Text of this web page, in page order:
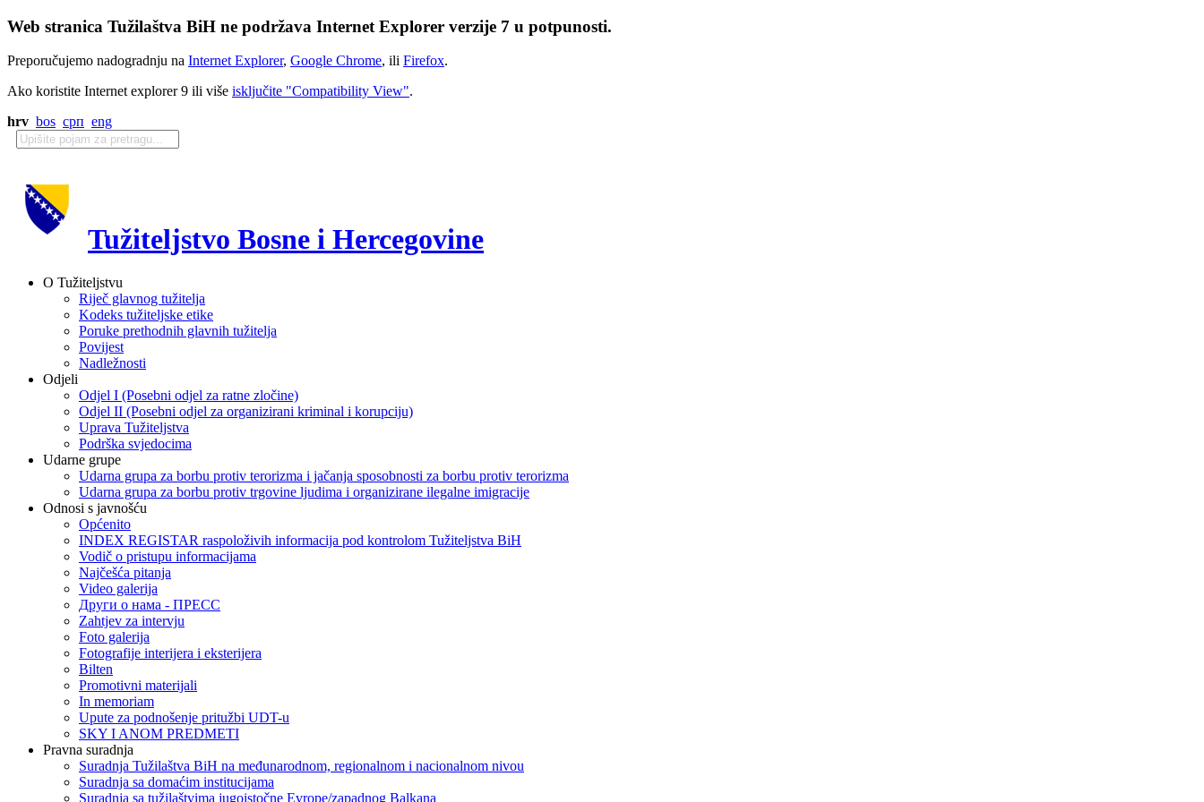
Web stranica Tužilaštva BiH ne podržava Internet Explorer verzije 7 u potpunosti.
Preporučujemo nadogradnju na Internet Explorer, Google Chrome, ili Firefox.
Ako koristite Internet explorer 9 ili više isključite "Compatibility View".
hrv bos срп eng
Tužiteljstvo Bosne i Hercegovine
O Tužiteljstvu
Riječ glavnog tužitelja
Kodeks tužiteljske etike
Poruke prethodnih glavnih tužitelja
Povijest
Nadležnosti
Odjeli
Odjel I (Posebni odjel za ratne zločine)
Odjel II (Posebni odjel za organizirani kriminal i korupciju)
Uprava Tužiteljstva
Podrška svjedocima
Udarne grupe
Udarna grupa za borbu protiv terorizma i jačanja sposobnosti za borbu protiv terorizma
Udarna grupa za borbu protiv trgovine ljudima i organizirane ilegalne imigracije
Odnosi s javnošću
Općenito
INDEX REGISTAR raspoloživih informacija pod kontrolom Tužiteljstva BiH
Vodič o pristupu informacijama
Najčešća pitanja
Video galerija
Други о нама - ПРЕСC
Zahtjev za intervju
Foto galerija
Fotografije interijera i eksterijera
Bilten
Promotivni materijali
In memoriam
Upute za podnošenje pritužbi UDT-u
SKY I ANOM PREDMETI
Pravna suradnja
Suradnja Tužilaštva BiH na međunarodnom, regionalnom i nacionalnom nivou
Suradnja sa domaćim institucijama
Suradnja sa tužilaštvima jugoistočne Evrope/zapadnog Balkana